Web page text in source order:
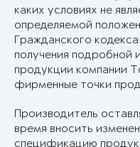
каких условиях не
определяемой
Гражданского
получения
продукции компании
фирменные точки
Производитель
время вносить
спецификацию